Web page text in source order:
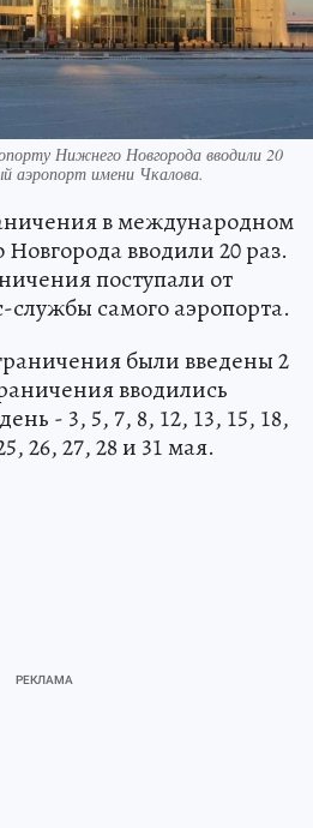
Нижнего Новгорода вводили 20
имени Чкалова.
в международном
вводили 20 раз.
поступали от
службы самого аэропорта.
были введены 2
вводились
- 3, 5, 7, 8, 12, 13, 15, 18,
26, 27, 28 и 31 мая.